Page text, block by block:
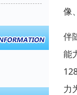
像
伴
能
力